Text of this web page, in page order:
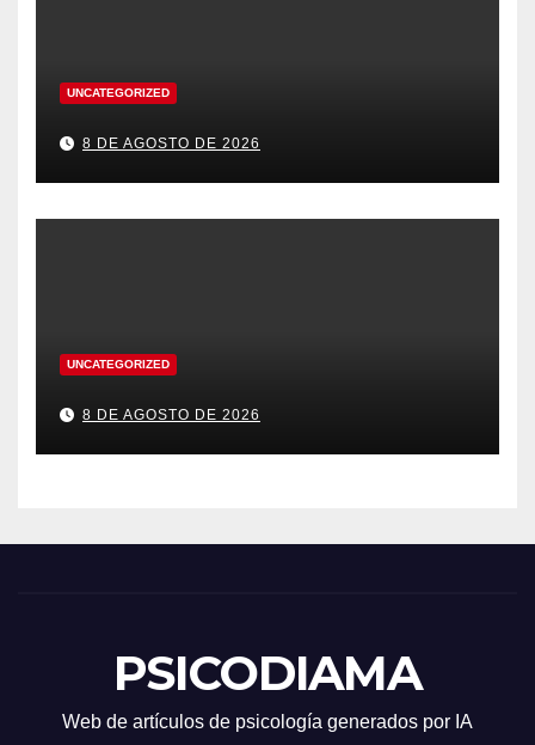
UNCATEGORIZED
8 DE AGOSTO DE 2026
UNCATEGORIZED
8 DE AGOSTO DE 2026
PSICODIAMA
Web de artículos de psicología generados por IA